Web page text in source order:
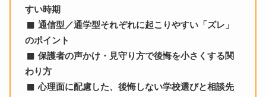
すい時期
通信型／通学型それぞれに起こりやすい「ズレ」
のポイント
保護者の声かけ・見守り方で後悔を小さくする関
わり方
心理面に配慮した、後悔しない学校選びと相談先